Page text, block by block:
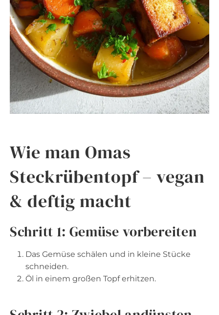
Wie man Omas
Steckrübentopf – vegan
& deftig macht
Schritt 1: Gemüse vorbereiten
Das Gemüse schälen und in kleine Stücke
schneiden.
Öl in einem großen Topf erhitzen.